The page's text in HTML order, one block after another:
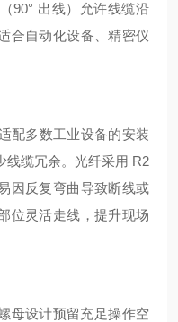
90° 出线）允许线缆沿
合自动化设备、精密仪
配多数工业设备的安装
线缆冗余。光纤采用 R2
因反复弯曲导致断线或
位灵活走线，提升现场
母设计预留充足操作空